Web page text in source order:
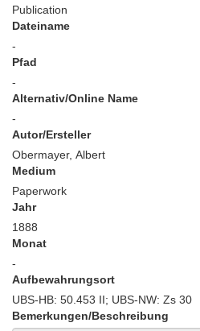
Publication
Dateiname
-
Pfad
-
Alternativ/Online Name
-
Autor/Ersteller
Obermayer, Albert
Medium
Paperwork
Jahr
1888
Monat
-
Aufbewahrungsort
UBS-HB: 50.453 II; UBS-NW: Zs 30
Bemerkungen/Beschreibung